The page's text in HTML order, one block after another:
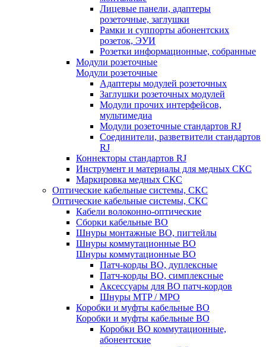
Лицевые панели, адаптеры
розеточные, заглушки
Рамки и суппорты абонентских
розеток, ЭУИ
Розетки информационные, собранные
Модули розеточные
Модули розеточные
Адаптеры модулей розеточных
Заглушки розеточных модулей
Модули прочих интерфейсов,
мультимедиа
Модули розеточные стандартов RJ
Соединители, разветвители стандартов
RJ
Коннекторы стандартов RJ
Инструмент и материалы для медных СКС
Маркировка медных СКС
Оптические кабельные системы, СКС
Оптические кабельные системы, СКС
Кабели волоконно-оптические
Сборки кабельные ВО
Шнуры монтажные ВО, пигтейлы
Шнуры коммутационные ВО
Шнуры коммутационные ВО
Патч-корды ВО, дуплексные
Патч-корды ВО, симплексные
Аксессуары для ВО патч-кордов
Шнуры MTP / MPO
Коробки и муфты кабельные ВО
Коробки и муфты кабельные ВО
Коробки ВО коммутационные,
абонентские